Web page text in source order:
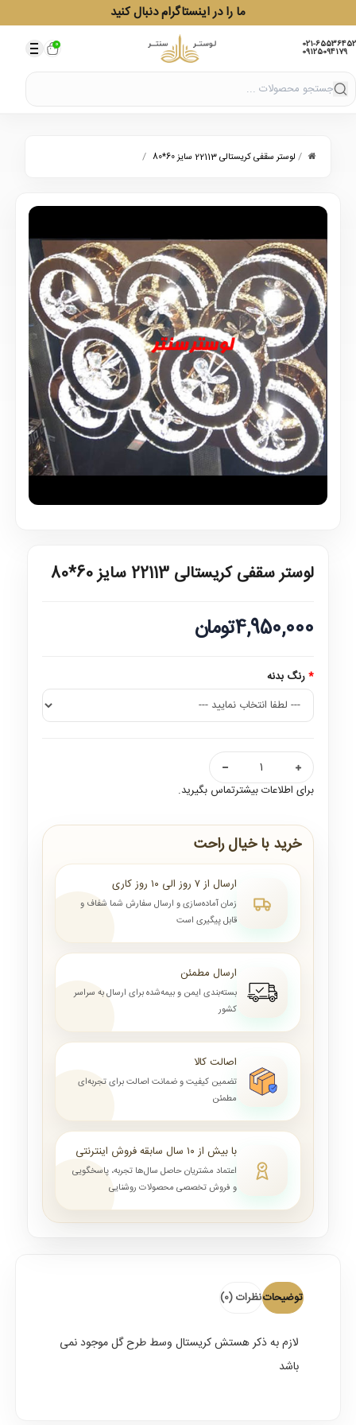
ما را در اینستاگرام دنبال کنید
021-65536452
09125094179
0
/ لوستر سقفی کریستالی 22113 سایز 60*80 /
لوستر سقفی کریستالی 22113 سایز 60*80
4,950,000تومان
رنگ بدنه
برای اطلاعات بیشترتماس بگیرید.
خرید با خیال راحت
ارسال از ۷ روز الی ۱۰ روز کاری
زمان آماده‌سازی و ارسال سفارش شما شفاف و
قابل پیگیری است
ارسال مطمئن
بسته‌بندی ایمن و بیمه‌شده برای ارسال به سراسر
کشور
اصالت کالا
تضمین کیفیت و ضمانت اصالت برای تجربه‌ای
مطمئن
با بیش از ۱۰ سال سابقه فروش اینترنتی
اعتماد مشتریان حاصل سال‌ها تجربه، پاسخگویی
و فروش تخصصی محصولات روشنایی
توضیحاتنظرات (0)
لازم به ذکر هستش کریستال وسط طرح گل موجود نمی
باشد